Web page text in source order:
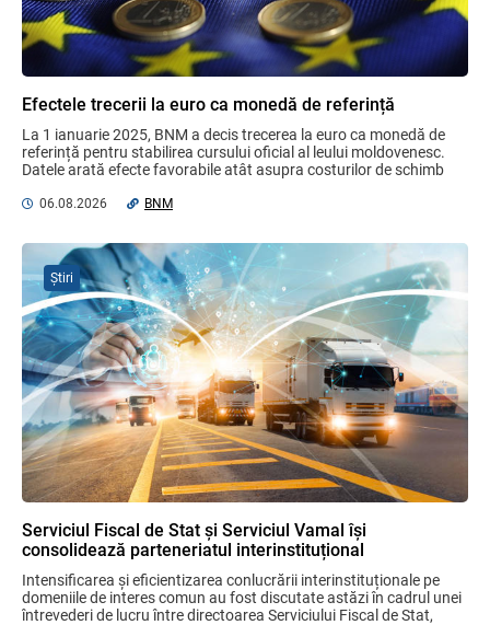
04.08.2026 Ministerul Finanțelor
consultare publică
06.08.2026
Plafonul operațiunilor valutare de capital
06.08.2026
Gala Financiară 2026 – solicitare de
nominalizare a candidaților
03.08.2026 Ministerul Finanțelor
MIA Plăți Instant: Soluția inovativă pentru
cetățeni, afaceri și plata serviciilor
publice
Proiectul de lege referitor la contractele
de credit pentru bunuri imobile
rezidențiale, consultat cu părțile
Efectele trecerii la euro ca monedă de referință
La 1 ianuarie 2025, BNM a decis trecerea la euro ca monedă de
referință pentru stabilirea cursului oficial al leului moldovenesc.
Datele arată efecte favorabile atât asupra costurilor de schimb
06.08.2026 BNM
Serviciul Fiscal de Stat și Serviciul Vamal își
consolidează parteneriatul interinstituțional
Intensificarea și eficientizarea conlucrării interinstituționale pe
domeniile de interes comun au fost discutate astăzi în cadrul unei
întrevederi de lucru între directoarea Serviciului Fiscal de Stat,
Știri